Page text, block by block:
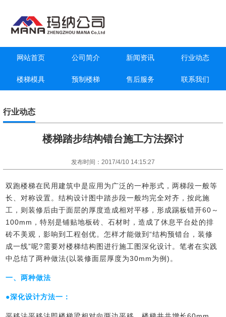
网站首页 公司简介 新闻资讯 行业动态
楼梯模具 预制楼梯 售后服务 联系我们
行业动态
楼梯踏步结构错台施工方法探讨
发布时间：2017/4/10 14:15:27
双跑楼梯在民用建筑中是应用为广泛的一种形式，两梯段一般等
长、对称设置。结构设计图中踏步段一般均完全对齐，按此施
工，则装修后由于面层的厚度造成相对平移，形成踢板错开60～
100mm，特别是铺贴地板砖、石材时，造成了休息平台处的排
砖不美观，影响到工程创优。怎样才能做到“结构预错台，装修
成一线”呢?需要对楼梯结构图进行施工图深化设计。笔者在实践
中总结了两种做法(以装修面层厚度为30mm为例)。
一、两种做法
●深化设计方法一：